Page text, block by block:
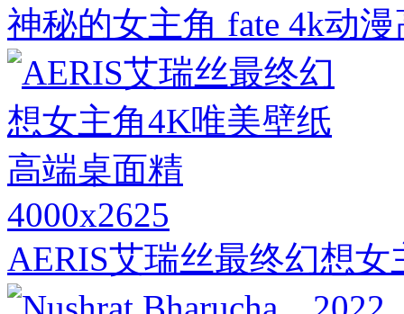
神秘的女主角 fate 4k动
4000x2625
AERIS艾瑞丝最终幻想